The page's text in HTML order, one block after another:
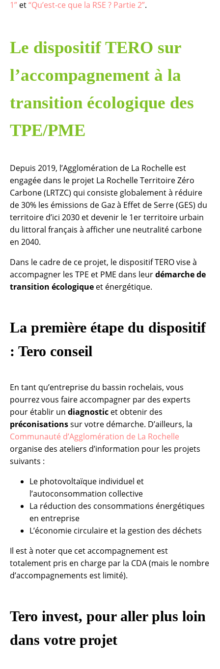
1” et“Qu’est-ce que la RSE ? Partie 2”.
Le dispositif TERO sur
l’accompagnement à la
transition écologique des
TPE/PME
Depuis 2019, l’Agglomération de La Rochelle est
engagée dans le projet La Rochelle Territoire Zéro
Carbone (LRTZC) qui consiste globalement à réduire
de 30% les émissions de Gaz à Effet de Serre (GES) du
territoire d’ici 2030 et devenir le 1er territoire urbain
du littoral français à afficher une neutralité carbone
en 2040.
Dans le cadre de ce projet, le dispositif TERO vise à
accompagner les TPE et PME dans leurdémarche de
transition écologique et énergétique.
La première étape du dispositif
: Tero conseil
En tant qu’entreprise du bassin rochelais, vous
pourrez vous faire accompagner par des experts
pour établir un diagnostic et obtenir des
préconisationssur votre démarche. D’ailleurs, la
Communauté d’Agglomération de La Rochelle
organise des ateliers d’information pour les projets
suivants :
Le photovoltaïque individuel et
l’autoconsommation collective
La réduction des consommations énergétiques
en entreprise
L’économie circulaire et la gestion des déchets
Il est à noter que cet accompagnement est
totalement pris en charge par la CDA (mais le nombre
d’accompagnements est limité).
Tero invest, pour aller plus loin
dans votre projet